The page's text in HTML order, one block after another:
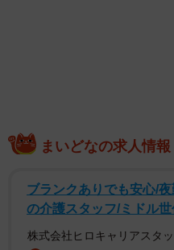
まいどなの求人情報
ブランクありでも安心/
の介護スタッフ/ミドル
株式会社ヒロキャリアスタ